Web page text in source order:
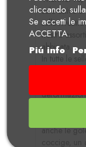
sole estivo è
selle
nostro
abbinata.
distribuito
anche le
cliccando
Se accetti le
ACCETTA.
Piú info